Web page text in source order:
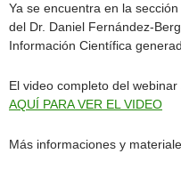
Ya se encuentra en la sección
del Dr. Daniel Fernández-
Información Científica
El video completo del
AQUÍ PARA VER EL VIDEO
Más informaciones y